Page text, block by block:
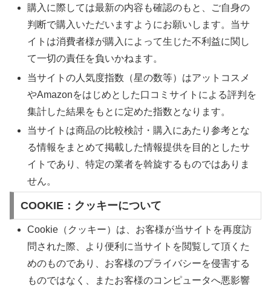
購入に際しては最新の内容も確認のもと、ご自身の
判断で購入いただいますようにお願いします。当サ
イトは消費者様が購入によって生じた不利益に関し
て一切の責任を負いかねます。
当サイトの人気度指数（星の数等）はアットコスメ
やAmazonをはじめとした口コミサイトによる評判を
集計した結果をもとに定めた指数となります。
当サイトは商品の比較検討・購入にあたり参考とな
る情報をまとめて掲載した情報提供を目的としたサ
イトであり、特定の業者を斡旋するものではありま
せん。
COOKIE：クッキーについて
Cookie（クッキー）は、お客様が当サイトを再度訪
問された際、より便利に当サイトを閲覧して頂くた
めのものであり、お客様のプライバシーを侵害する
ものではなく、またお客様のコンピュータへ悪影響